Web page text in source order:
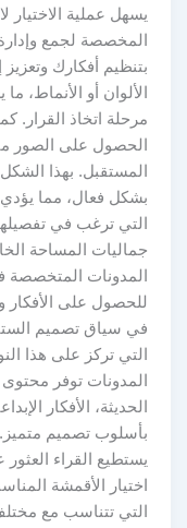
يسهل عملية الاختيار
المخصصة لجمع وإدارة
بتنظيم أفكارك وتعزيز
الألوان أو الأنماط، ما
مرحلة اتخاذ القرار.
الحصول على الصور
المستقبل. بهذا الشكل،
بشكل فعال، مما يؤدي
التي ترغب في تفصيلها،
جماليات المساحة
المدونات المتخصصة
للحصول على الأفكار
في سياق تصميم الستائر
التي تركز على هذا
المدونات توفر محتوى
الحديثة، الأفكار
بأسلوب تصميم متميز.
يستطيع القراء العثور
اختيار الأقمشة
التي تتناسب مع مختلف